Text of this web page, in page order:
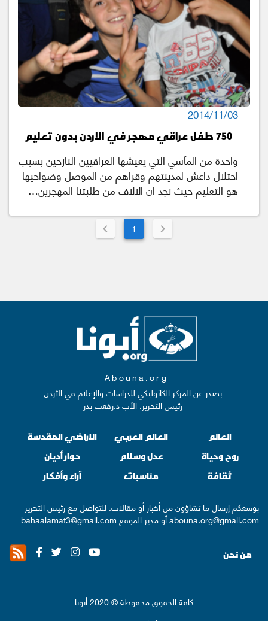
2014/11/03
750 طفل عراقي مهجر في الاردن بدون تعليم
واحدة من المآسي التي يعيشها العراقيين النازحين بسبب
احتلال داعش لمدينتهم وقراهم من الموصل وضواحيها
هو التعليم حيث نجد ان الالاف من طلبتنا المهجرين…
1
Abouna.org
يصدر عن المركز الكاثوليكي للدراسات والإعلام في الأردن
رئيس التحرير: الأب د.رفعت بدر
العالم العالم العربي
الاراضي المقدسة
روح وحياة
عدل وسلام
حوار أديان
ثقافة
مناسبات آراء وأفكار
بوسعكم إرسال ما تشاؤون من أخبار أو مقالات. للتواصل مع رئيس التحرير
abouna.org@gmail.comأو مدير الموقع bahaalamat3@gmail.com
من نحن
كافة الحقوق محفوظة © 2020 أبونا